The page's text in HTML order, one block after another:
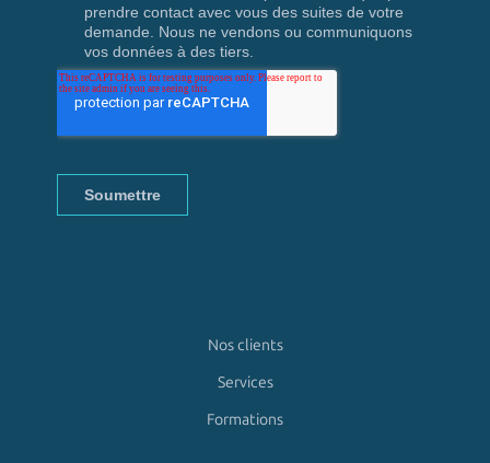
Nos clients
Services
Formations